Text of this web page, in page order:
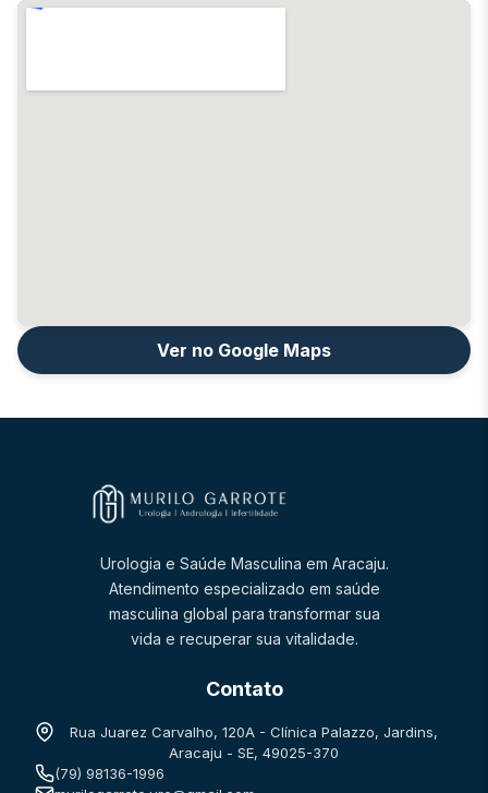
Ver no Google Maps
Urologia e Saúde Masculina em Aracaju.
Atendimento especializado em saúde
masculina global para transformar sua
vida e recuperar sua vitalidade.
Contato
Rua Juarez Carvalho, 120A - Clínica Palazzo, Jardins,
Aracaju - SE, 49025-370
(79) 98136-1996